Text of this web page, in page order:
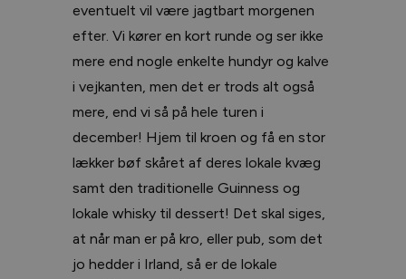
eventuelt vil være jagtbart morgenen
efter. Vi kører en kort runde og ser ikke
mere end nogle enkelte hundyr og kalve
i vejkanten, men det er trods alt også
mere, end vi så på hele turen i
december! Hjem til kroen og få en stor
lækker bøf skåret af deres lokale kvæg
samt den traditionelle Guinness og
lokale whisky til dessert! Det skal siges,
at når man er på kro, eller pub, som det
jo hedder i Irland, så er de lokale